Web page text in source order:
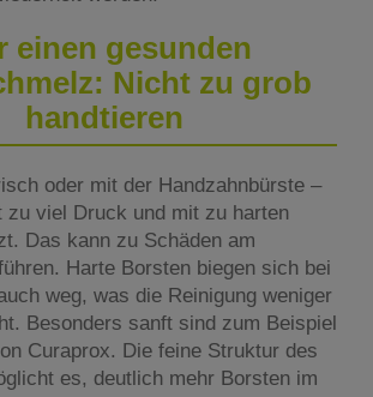
einen gesunden
Nicht zu grob
handtieren
oder mit der Handzahnbürste –
zu viel Druck und mit zu harten
Das kann zu Schäden am
Harte Borsten biegen sich bei
weg, was die Reinigung weniger
Besonders sanft sind zum Beispiel
Curaprox. Die feine Struktur des
es, deutlich mehr Borsten im